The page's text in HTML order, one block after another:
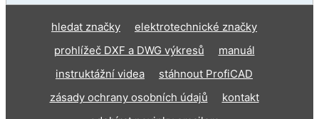
hledat značky
elektrotechnické značky
prohlížeč DXF a DWG výkresů
manuál
instruktážní videa
stáhnout ProfiCAD
zásady ochrany osobních údajů
kontakt